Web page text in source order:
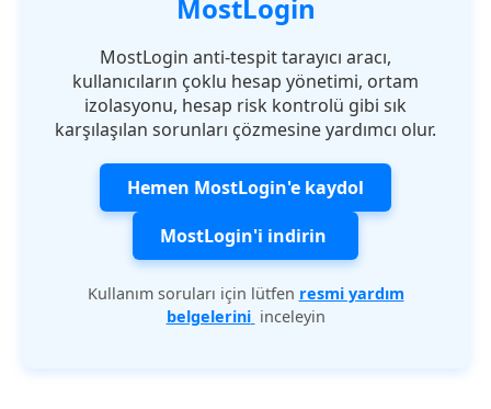
MostLogin
MostLogin anti-tespit tarayıcı aracı,
kullanıcıların çoklu hesap yönetimi, ortam
izolasyonu, hesap risk kontrolü gibi sık
karşılaşılan sorunları çözmesine yardımcı olur.
Hemen MostLogin'e kaydol
MostLogin'i indirin
Kullanım soruları için lütfen resmi yardım
belgelerini inceleyin